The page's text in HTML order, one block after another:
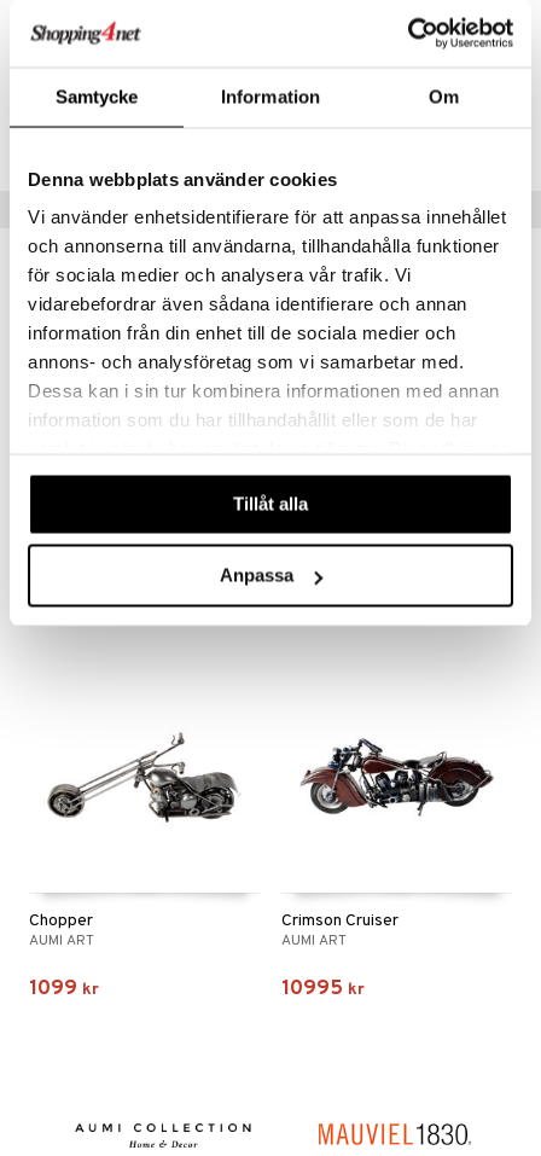
Samtycke Information Om
Denna webbplats använder cookies
Vi använder enhetsidentifierare för att anpassa innehållet
och annonserna till användarna, tillhandahålla funktioner
för sociala medier och analysera vår trafik. Vi
vidarebefordrar även sådana identifierare och annan
information från din enhet till de sociala medier och
annons- och analysföretag som vi samarbetar med.
Dessa kan i sin tur kombinera informationen med annan
information som du har tillhandahållit eller som de har
våra cookies vid fortsatt användande av vår webbplats.
Tillåt alla
Anpassa
Artikelnr
Lägsta pris senaste 30 dagarna: 4400 kr
Populära produkter
AUMI ART
Battle Tank
AUMI ART
1849
Chopper
AUMI ART
1099 kr
Crimson Cruiser
AUMI ART
10995 kr